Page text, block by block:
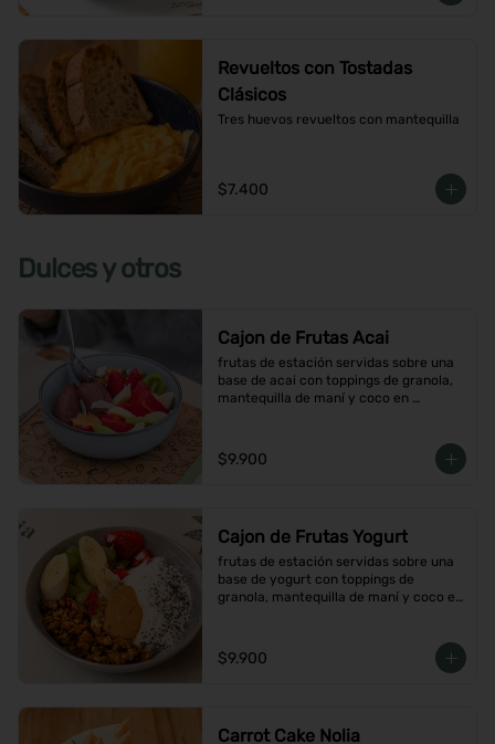
Revueltos con Tostadas
Clásicos
Tres huevos revueltos con mantequilla
$7.400
Dulces y otros
Cajon de Frutas Acai
frutas de estación servidas sobre una
base de acai con toppings de granola,
mantequilla de maní y coco en
$9.900
Cajon de Frutas Yogurt
frutas de estación servidas sobre una
base de yogurt con toppings de
granola, mantequilla de maní y coco en
$9.900
Carrot Cake Nolia